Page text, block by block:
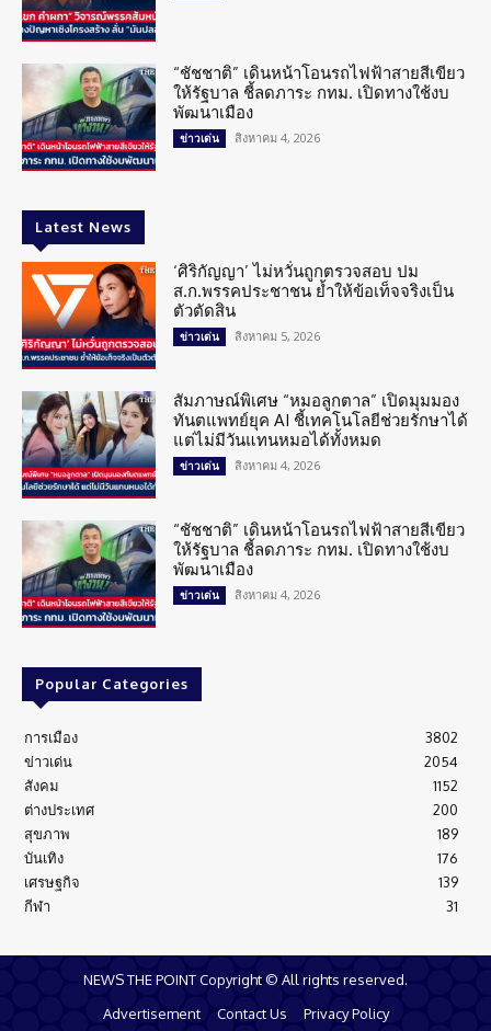
“ชัชชาติ” เดินหน้าโอนรถไฟฟ้าสายสีเขียว
ให้รัฐบาล ชี้ลดภาระ กทม. เปิดทางใช้งบ
พัฒนาเมือง
ข่าวเด่น สิงหาคม 4, 2026
Latest News
‘ศิริกัญญา’ ไม่หวั่นถูกตรวจสอบ ปม
ส.ก.พรรคประชาชน ย้ำให้ข้อเท็จจริงเป็น
ตัวตัดสิน
ข่าวเด่น สิงหาคม 5, 2026
สัมภาษณ์พิเศษ “หมอลูกตาล” เปิดมุมมอง
ทันตแพทย์ยุค AI ชี้เทคโนโลยีช่วยรักษาได้
แต่ไม่มีวันแทนหมอได้ทั้งหมด
ข่าวเด่น สิงหาคม 4, 2026
“ชัชชาติ” เดินหน้าโอนรถไฟฟ้าสายสีเขียว
ให้รัฐบาล ชี้ลดภาระ กทม. เปิดทางใช้งบ
พัฒนาเมือง
ข่าวเด่น สิงหาคม 4, 2026
Popular Categories
การเมือง
3802
ข่าวเด่น
2054
สังคม
1152
ต่างประเทศ
200
สุขภาพ
189
บันเทิง
176
เศรษฐกิจ
139
กีฬา
31
NEWS THE POINT Copyright © All rights reserved.
Advertisement
Contact Us Privacy Policy